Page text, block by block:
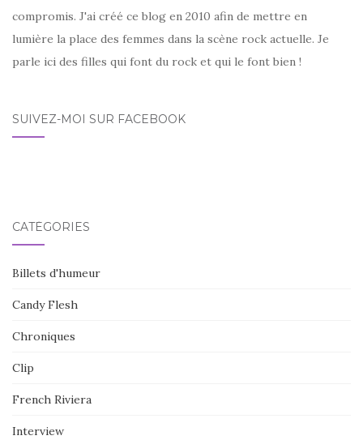
compromis. J'ai créé ce blog en 2010 afin de mettre en
lumière la place des femmes dans la scène rock actuelle. Je
parle ici des filles qui font du rock et qui le font bien !
SUIVEZ-MOI SUR FACEBOOK
CATÉGORIES
Billets d'humeur
Candy Flesh
Chroniques
Clip
French Riviera
Interview